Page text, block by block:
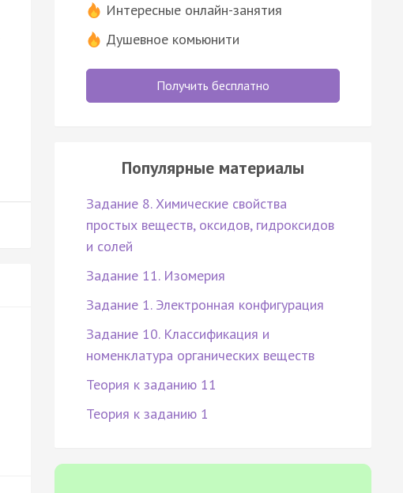
Интересные онлайн-занятия
Душевное комьюнити
Получить бесплатно
Популярные материалы
Задание 8. Химические свойства
простых веществ, оксидов, гидроксидов
и солей
Задание 11. Изомерия
Задание 1. Электронная конфигурация
Задание 10. Классификация и
номенклатура органических веществ
Теория к заданию 11
Теория к заданию 1